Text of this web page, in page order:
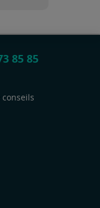
85 85